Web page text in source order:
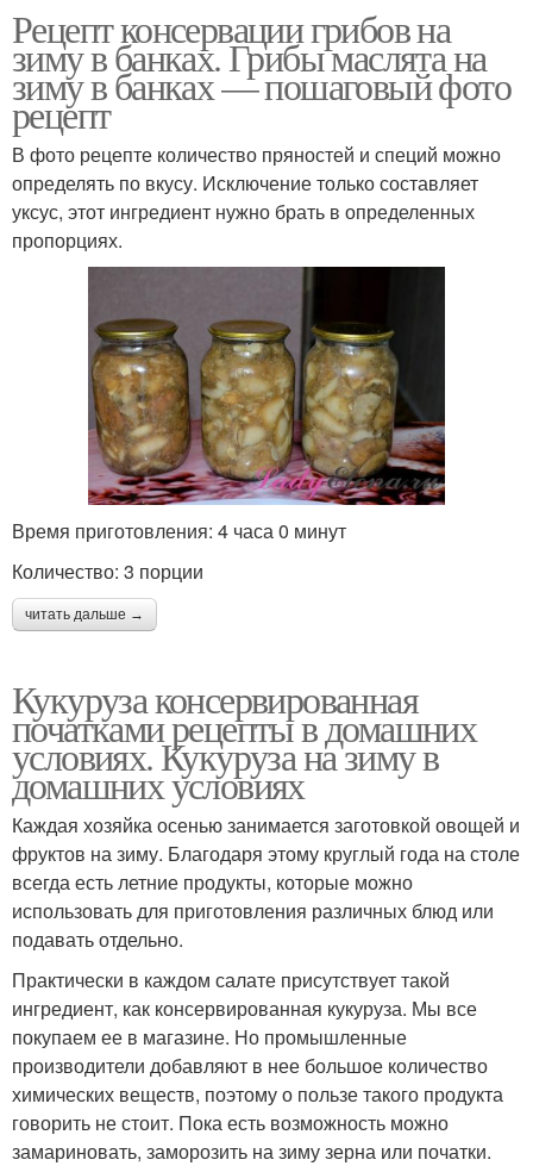
Рецепт консервации грибов на
зиму в банках. Грибы маслята на
зиму в банках — пошаговый фото
рецепт
В фото рецепте количество пряностей и специй можно
определять по вкусу. Исключение только составляет
уксус, этот ингредиент нужно брать в определенных
пропорциях.
Время приготовления: 4 часа 0 минут
Количество: 3 порции
читать дальше →
Кукуруза консервированная
початками рецепты в домашних
условиях. Кукуруза на зиму в
домашних условиях
Каждая хозяйка осенью занимается заготовкой овощей и
фруктов на зиму. Благодаря этому круглый года на столе
всегда есть летние продукты, которые можно
использовать для приготовления различных блюд или
подавать отдельно.
Практически в каждом салате присутствует такой
ингредиент, как консервированная кукуруза. Мы все
покупаем ее в магазине. Но промышленные
производители добавляют в нее большое количество
химических веществ, поэтому о пользе такого продукта
говорить не стоит. Пока есть возможность можно
замариновать, заморозить на зиму зерна или початки.